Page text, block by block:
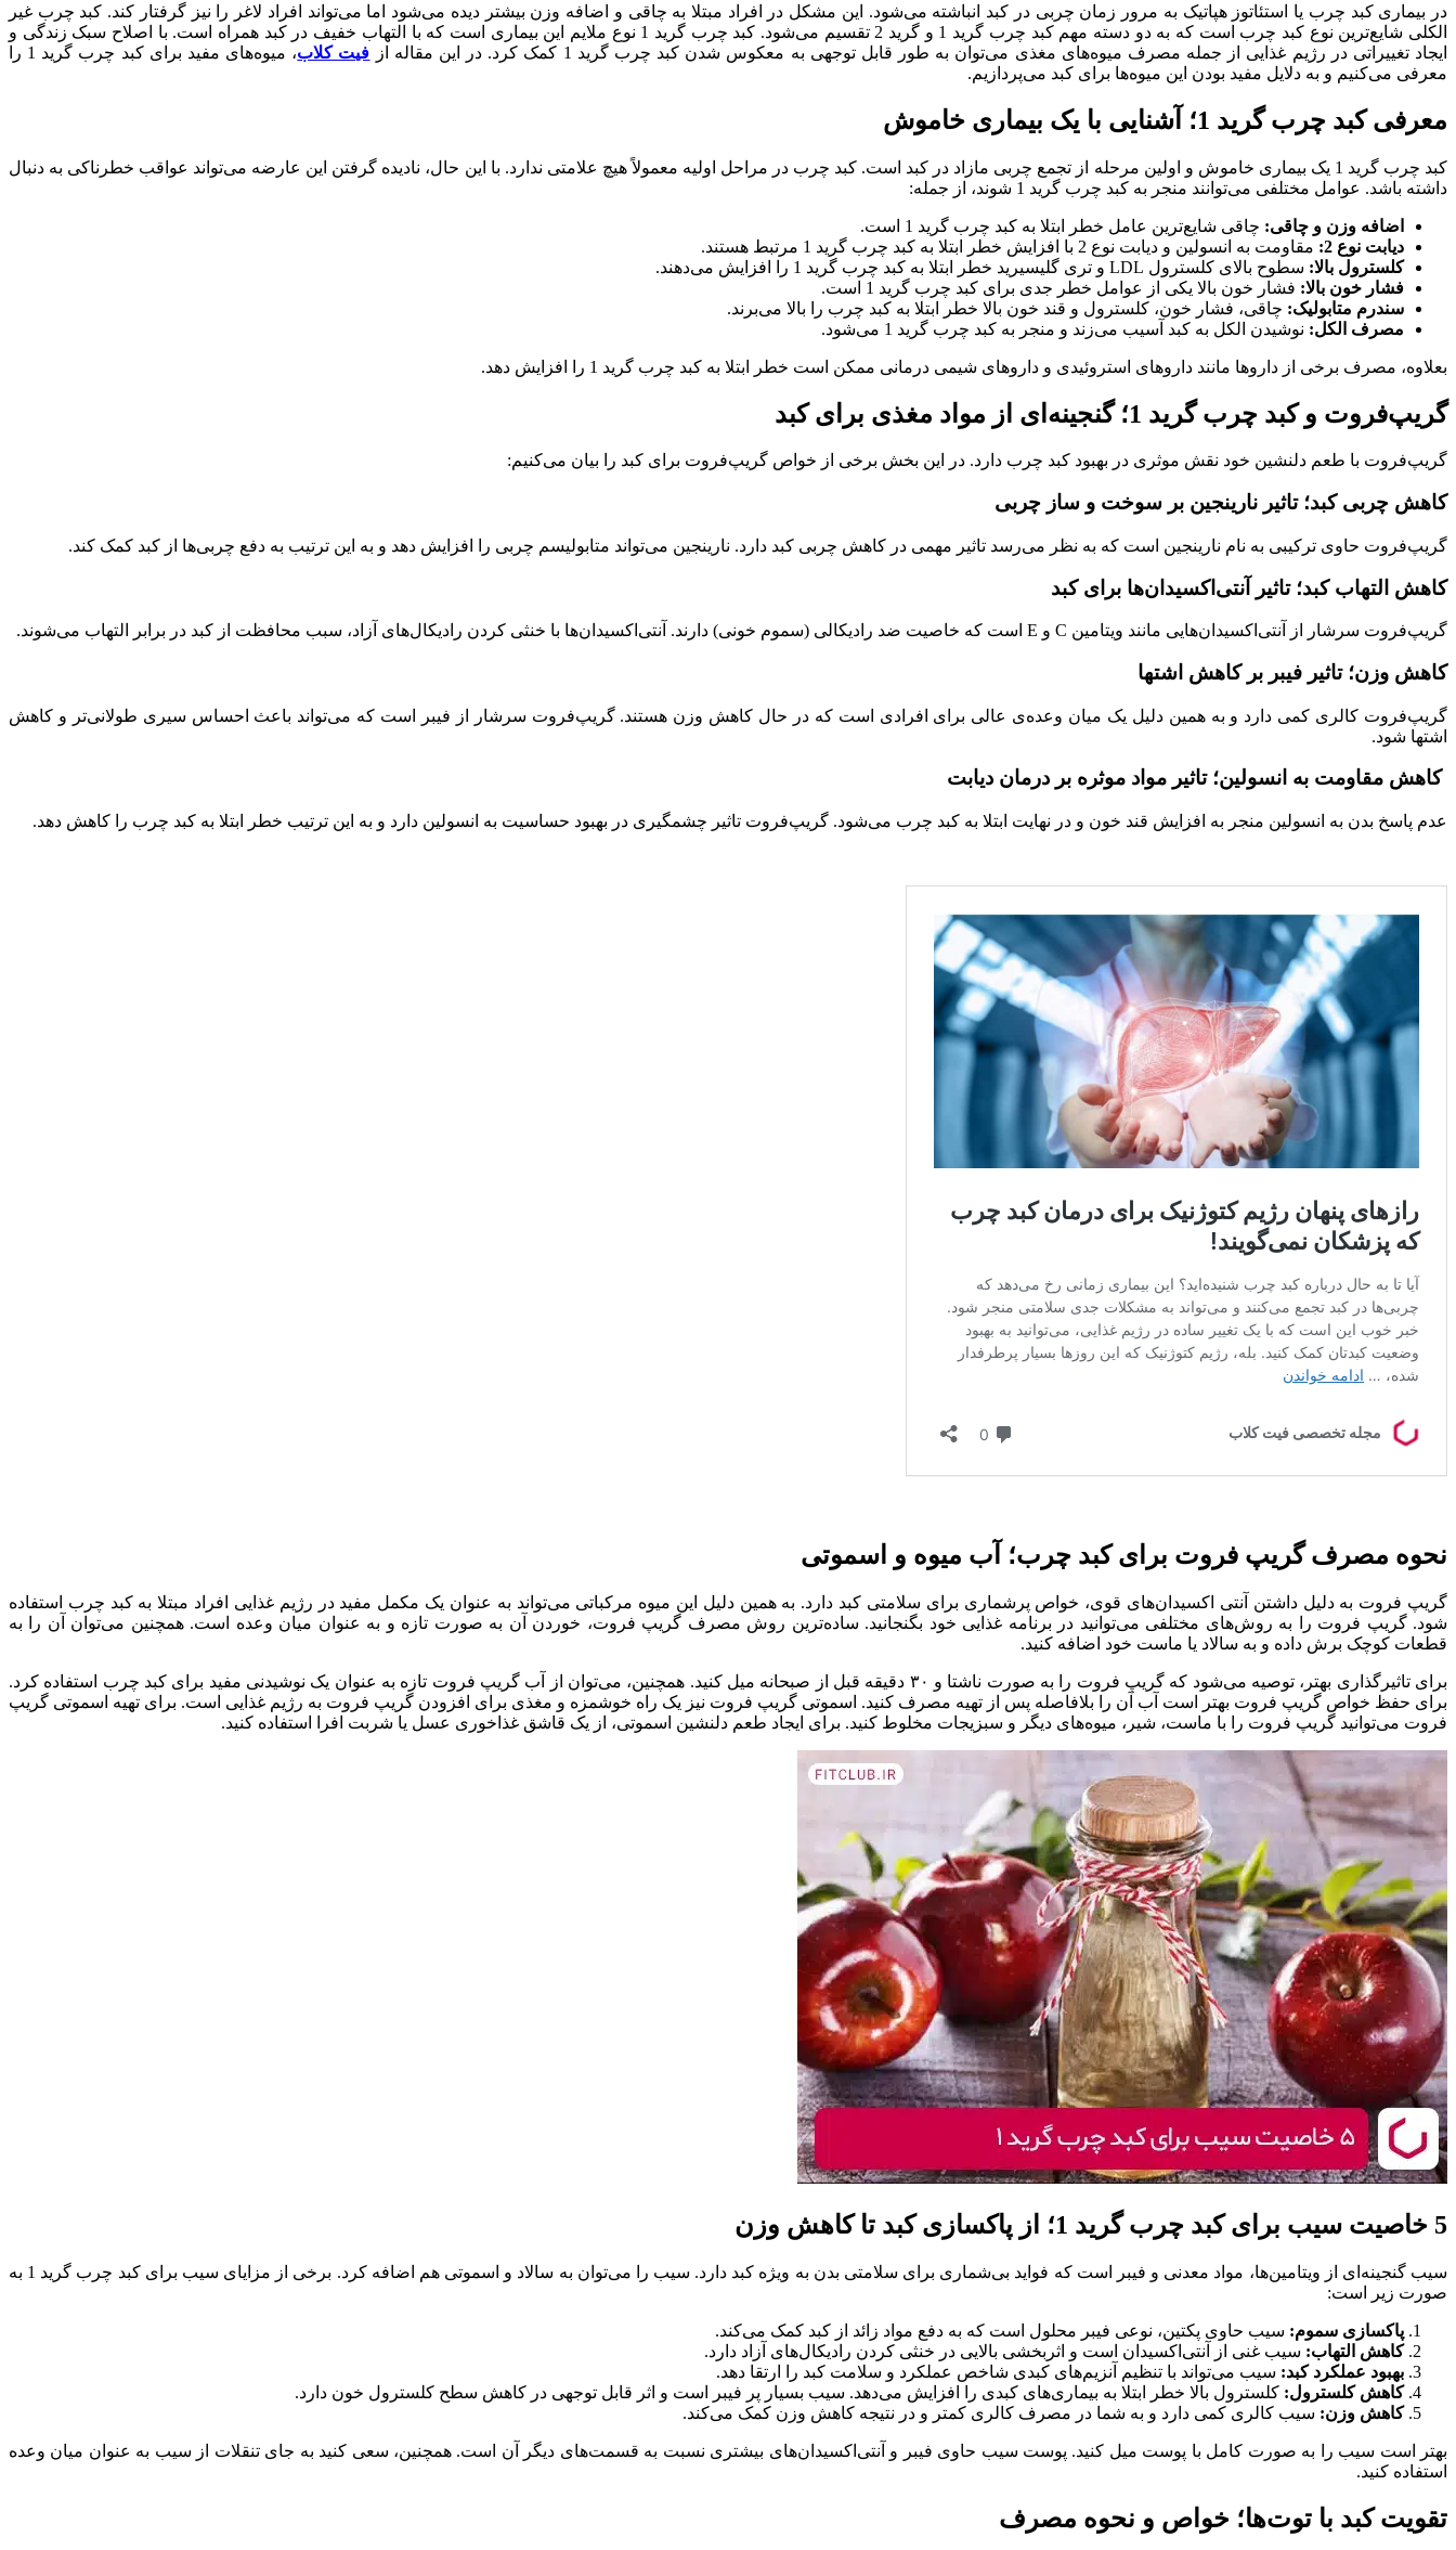
در بیماری کبد چرب یا استئاتوز هپاتیک به مرور زمان چربی در کبد انباشته می‌شود. این مشکل در افراد مبتلا به چاقی و اضافه وزن بیشتر دیده می‌شود اما می‌تواند افراد لاغر را نیز گرفتار کند. کبد چرب غیر
الکلی شایع‌ترین نوع کبد چرب است که به دو دسته مهم کبد چرب گرید 1 و گرید 2 تقسیم می‌شود. کبد چرب گرید 1 نوع ملایم این بیماری است که با التهاب خفیف در کبد همراه است. با اصلاح سبک زندگی و
ایجاد تغییراتی در رژیم غذایی از جمله مصرف میوه‌های مغذی می‌توان به طور قابل توجهی به معکوس شدن کبد چرب گرید 1 کمک کرد. در این مقاله از
فیت کلاب
، میوه‌های مفید برای کبد چرب گرید 1 را
معرفی می‌کنیم و به دلایل مفید بودن این میوه‌ها برای کبد می‌پردازیم.
معرفی کبد چرب گرید 1؛ آشنایی با یک بیماری خاموش
کبد چرب گرید 1 یک بیماری خاموش و اولین مرحله از تجمع چربی مازاد در کبد است. کبد چرب در مراحل اولیه معمولاً هیچ علامتی ندارد. با این حال، نادیده گرفتن این عارضه می‌تواند عواقب خطرناکی به دنبال
داشته باشد. عوامل مختلفی می‌توانند منجر به کبد چرب گرید 1 شوند، از جمله:
اضافه وزن و چاقی: چاقی شایع‌ترین عامل خطر ابتلا به کبد چرب گرید 1 است.
دیابت نوع 2:
مقاومت به انسولین و دیابت نوع 2 با افزایش خطر ابتلا به کبد چرب گرید 1 مرتبط هستند.
کلسترول بالا: سطوح بالای کلسترول LDL و تری گلیسیرید خطر ابتلا به کبد چرب گرید 1 را افزایش می‌دهند.
فشار خون بالا: فشار خون بالا یکی از عوامل خطر جدی برای کبد چرب گرید 1 است.
سندرم متابولیک: چاقی، فشار خون، کلسترول و قند خون بالا خطر ابتلا به کبد چرب را بالا می‌برند.
مصرف الکل: نوشیدن الکل به کبد آسیب می‌زند و منجر به کبد چرب گرید 1 می‌شود.
بعلاوه، مصرف برخی از داروها مانند داروهای استروئیدی و داروهای شیمی درمانی ممکن است خطر ابتلا به کبد چرب گرید 1 را افزایش دهد.
گریپ‌فروت و کبد چرب گرید 1؛ گنجینه‌ای از مواد مغذی برای کبد
گریپ‌فروت با طعم دلنشین خود نقش موثری در بهبود کبد چرب دارد. در این بخش برخی از خواص گریپ‌فروت برای کبد را بیان می‌کنیم:
کاهش چربی کبد؛ تاثیر نارینجین بر سوخت و ساز چربی
گریپ‌فروت حاوی ترکیبی به نام نارینجین است که به نظر می‌رسد تاثیر مهمی در کاهش چربی کبد دارد. نارینجین می‌تواند متابولیسم چربی را افزایش دهد و به این ترتیب به دفع چربی‌ها از کبد کمک کند.
کاهش التهاب کبد؛ تاثیر آنتی‌اکسیدان‌ها برای کبد
گریپ‌فروت سرشار از آنتی‌اکسیدان‌هایی مانند ویتامین C و E است که خاصیت ضد رادیکالی (سموم خونی) دارند. آنتی‌اکسیدان‌ها با خنثی کردن رادیکال‌های آزاد، سبب محافظت از کبد در برابر التهاب می‌شوند.
کاهش وزن؛ تاثیر فیبر بر کاهش اشتها
گریپ‌فروت کالری کمی دارد و به همین دلیل یک میان وعده‌ی عالی برای افرادی است که در حال کاهش وزن هستند. گریپ‌فروت سرشار از فیبر است که می‌تواند باعث احساس سیری طولانی‌تر و کاهش
اشتها شود.
کاهش مقاومت به انسولین؛ تاثیر مواد موثره بر درمان دیابت
عدم پاسخ بدن به انسولین منجر به افزایش قند خون و در نهایت ابتلا به کبد چرب می‌شود. گریپ‌فروت تاثیر چشمگیری در بهبود حساسیت به انسولین دارد و به این ترتیب خطر ابتلا به کبد چرب را کاهش دهد.
نحوه مصرف گریپ فروت برای کبد چرب؛ آب میوه و اسموتی
گریپ فروت به دلیل داشتن آنتی اکسیدان‌های قوی، خواص پرشماری برای سلامتی کبد دارد. به همین دلیل این میوه مرکباتی می‌تواند به عنوان یک مکمل مفید در رژیم غذایی افراد مبتلا به کبد چرب استفاده
شود. گریپ فروت را به روش‌های مختلفی می‌توانید در برنامه غذایی خود بگنجانید. ساده‌ترین روش مصرف گریپ فروت، خوردن آن به صورت تازه و به عنوان میان وعده است. همچنین می‌توان آن را به
قطعات کوچک برش داده و به سالاد یا ماست خود اضافه کنید.
برای تاثیرگذاری بهتر، توصیه می‌شود که گریپ فروت را به صورت ناشتا و ۳۰ دقیقه قبل از صبحانه میل کنید. همچنین، می‌توان از آب گریپ فروت تازه به عنوان یک نوشیدنی مفید برای کبد چرب استفاده کرد.
برای حفظ خواص گریپ فروت بهتر است آب آن را بلافاصله پس از تهیه مصرف کنید. اسموتی گریپ فروت نیز یک راه خوشمزه و مغذی برای افزودن گریپ فروت به رژیم غذایی است. برای تهیه اسموتی گریپ
فروت می‌توانید گریپ فروت را با ماست، شیر، میوه‌های دیگر و سبزیجات مخلوط کنید. برای ایجاد طعم دلنشین اسموتی، از یک قاشق غذاخوری عسل یا شربت افرا استفاده کنید.
5 خاصیت سیب برای کبد چرب گرید 1؛ از پاکسازی کبد تا کاهش وزن
سیب گنجینه‌ای از ویتامین‌ها، مواد معدنی و فیبر است که فواید بی‌شماری برای سلامتی بدن به ویژه کبد دارد. سیب را می‌توان به سالاد و اسموتی هم اضافه کرد. برخی از مزایای سیب برای کبد چرب گرید 1 به
صورت زیر است:
پاکسازی سموم: سیب حاوی پکتین، نوعی فیبر محلول است که به دفع مواد زائد از کبد کمک می‌کند.
کاهش التهاب: سیب غنی از آنتی‌اکسیدان‌ است و اثربخشی بالایی در خنثی کردن رادیکال‌های آزاد دارد.
بهبود عملکرد کبد: سیب می‌تواند با تنظیم آنزیم‌های کبدی شاخص عملکرد و سلامت کبد را ارتقا دهد.
کاهش کلسترول: کلسترول بالا خطر ابتلا به بیماری‌های کبدی را افزایش می‌دهد. سیب بسیار پر فیبر است و اثر قابل توجهی در کاهش سطح کلسترول خون دارد.
کاهش وزن: سیب کالری کمی دارد و به شما در مصرف کالری کمتر و در نتیجه کاهش وزن کمک می‌کند.
بهتر است سیب را به صورت کامل با پوست میل کنید. پوست سیب حاوی فیبر و آنتی‌اکسیدان‌های بیشتری نسبت به قسمت‌های دیگر آن است. همچنین، سعی کنید به جای تنقلات از سیب به عنوان میان وعده
استفاده کنید.
تقویت کبد با توت‌ها؛ خواص و نحوه مصرف